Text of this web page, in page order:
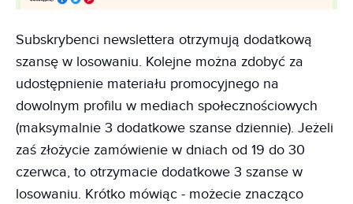
Subskrybenci newslettera otrzymują dodatkową
szansę w losowaniu. Kolejne można zdobyć za
udostępnienie materiału promocyjnego na
dowolnym profilu w mediach społecznościowych
(maksymalnie 3 dodatkowe szanse dziennie). Jeżeli
zaś złożycie zamówienie w dniach od 19 do 30
czerwca, to otrzymacie dodatkowe 3 szanse w
losowaniu. Krótko mówiąc - możecie znacząco